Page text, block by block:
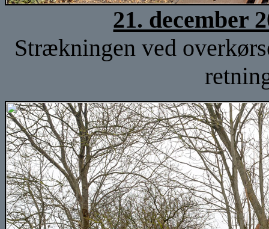
21. december
Strækningen ved